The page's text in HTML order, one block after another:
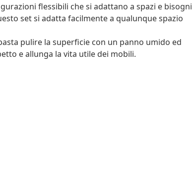
flessibili che si adattano a spazi e bisogni
set si adatta facilmente a qualunque spazio
pulire la superficie con un panno umido ed
e allunga la vita utile dei mobili.